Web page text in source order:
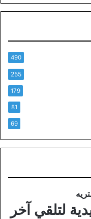
490
255
179
81
69
لتلقي آخر